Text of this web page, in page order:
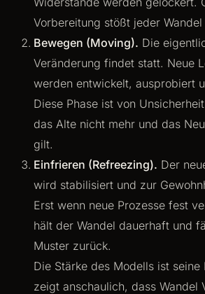
Vorbereitung stößt jeder
Bewegen (Moving). Die
Veränderung findet statt. Neue
werden entwickelt, ausprobiert
Diese Phase ist von
das Alte nicht mehr und das
gilt.
Einfrieren (Refreezing). Der
wird stabilisiert und zur
Erst wenn neue Prozesse fest
hält der Wandel dauerhaft und
Muster zurück.
Die Stärke des Modells ist seine
zeigt anschaulich, dass Wandel